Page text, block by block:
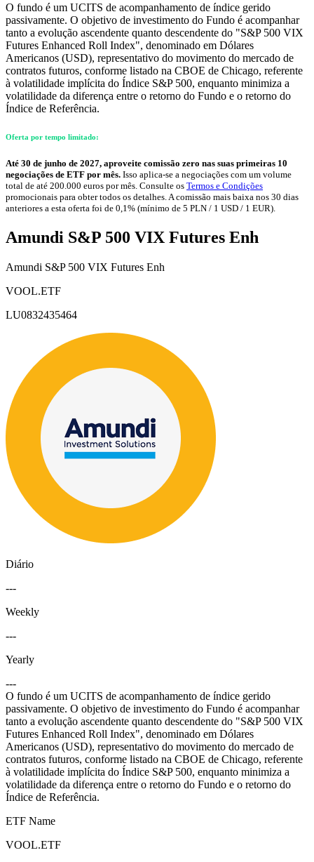
O fundo é um UCITS de acompanhamento de índice gerido
passivamente. O objetivo de investimento do Fundo é acompanhar
tanto a evolução ascendente quanto descendente do "S&P 500 VIX
Futures Enhanced Roll Index", denominado em Dólares
Americanos (USD), representativo do movimento do mercado de
contratos futuros, conforme listado na CBOE de Chicago, referente
à volatilidade implícita do Índice S&P 500, enquanto minimiza a
volatilidade da diferença entre o retorno do Fundo e o retorno do
Índice de Referência.
Oferta por tempo limitado:
Até 30 de junho de 2027, aproveite comissão zero nas suas primeiras 10
negociações de ETF por mês. Isso aplica-se a negociações com um volume
total de até 200.000 euros por mês. Consulte os Termos e Condições
promocionais para obter todos os detalhes. A comissão mais baixa nos 30 dias
anteriores a esta oferta foi de 0,1% (mínimo de 5 PLN / 1 USD / 1 EUR).
Amundi S&P 500 VIX Futures Enh
Amundi S&P 500 VIX Futures Enh
VOOL.ETF
LU0832435464
Diário
---
Weekly
---
Yearly
---
O fundo é um UCITS de acompanhamento de índice gerido
passivamente. O objetivo de investimento do Fundo é acompanhar
tanto a evolução ascendente quanto descendente do "S&P 500 VIX
Futures Enhanced Roll Index", denominado em Dólares
Americanos (USD), representativo do movimento do mercado de
contratos futuros, conforme listado na CBOE de Chicago, referente
à volatilidade implícita do Índice S&P 500, enquanto minimiza a
volatilidade da diferença entre o retorno do Fundo e o retorno do
Índice de Referência.
ETF Name
VOOL.ETF